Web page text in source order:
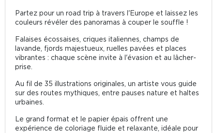
Partez pour un road trip à travers l'Europe et laissez les
couleurs révéler des panoramas à couper le souffle !
Falaises écossaises, criques italiennes, champs de
lavande, fjords majestueux, ruelles pavées et places
vibrantes : chaque scène invite à l'évasion et au lâcher-
prise.
Au fil de 35 illustrations originales, un artiste vous guide
sur des routes mythiques, entre pauses nature et haltes
urbaines.
Le grand format et le papier épais offrent une
expérience de coloriage fluide et relaxante, idéale pour